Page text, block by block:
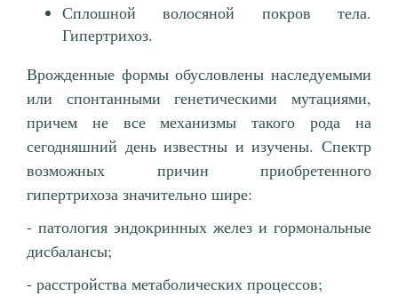
Сплошной волосяной покров тела.
Гипертрихоз.
Врожденные формы обусловлены наследуемыми
или спонтанными генетическими мутациями,
причем не все механизмы такого рода на
сегодняшний день известны и изучены. Спектр
возможных причин приобретенного
гипертрихоза значительно шире:
- патология эндокринных желез и гормональные
дисбалансы;
- расстройства метаболических процессов;